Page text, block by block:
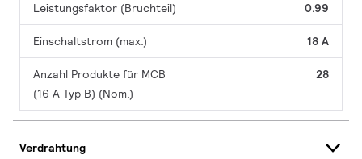
Leistungsfaktor (Bruchteil) 0.99
Einschaltstrom (max.) 18 A
Anzahl Produkte für MCB
(16 A Typ B) (Nom.)
28
Verdrahtung